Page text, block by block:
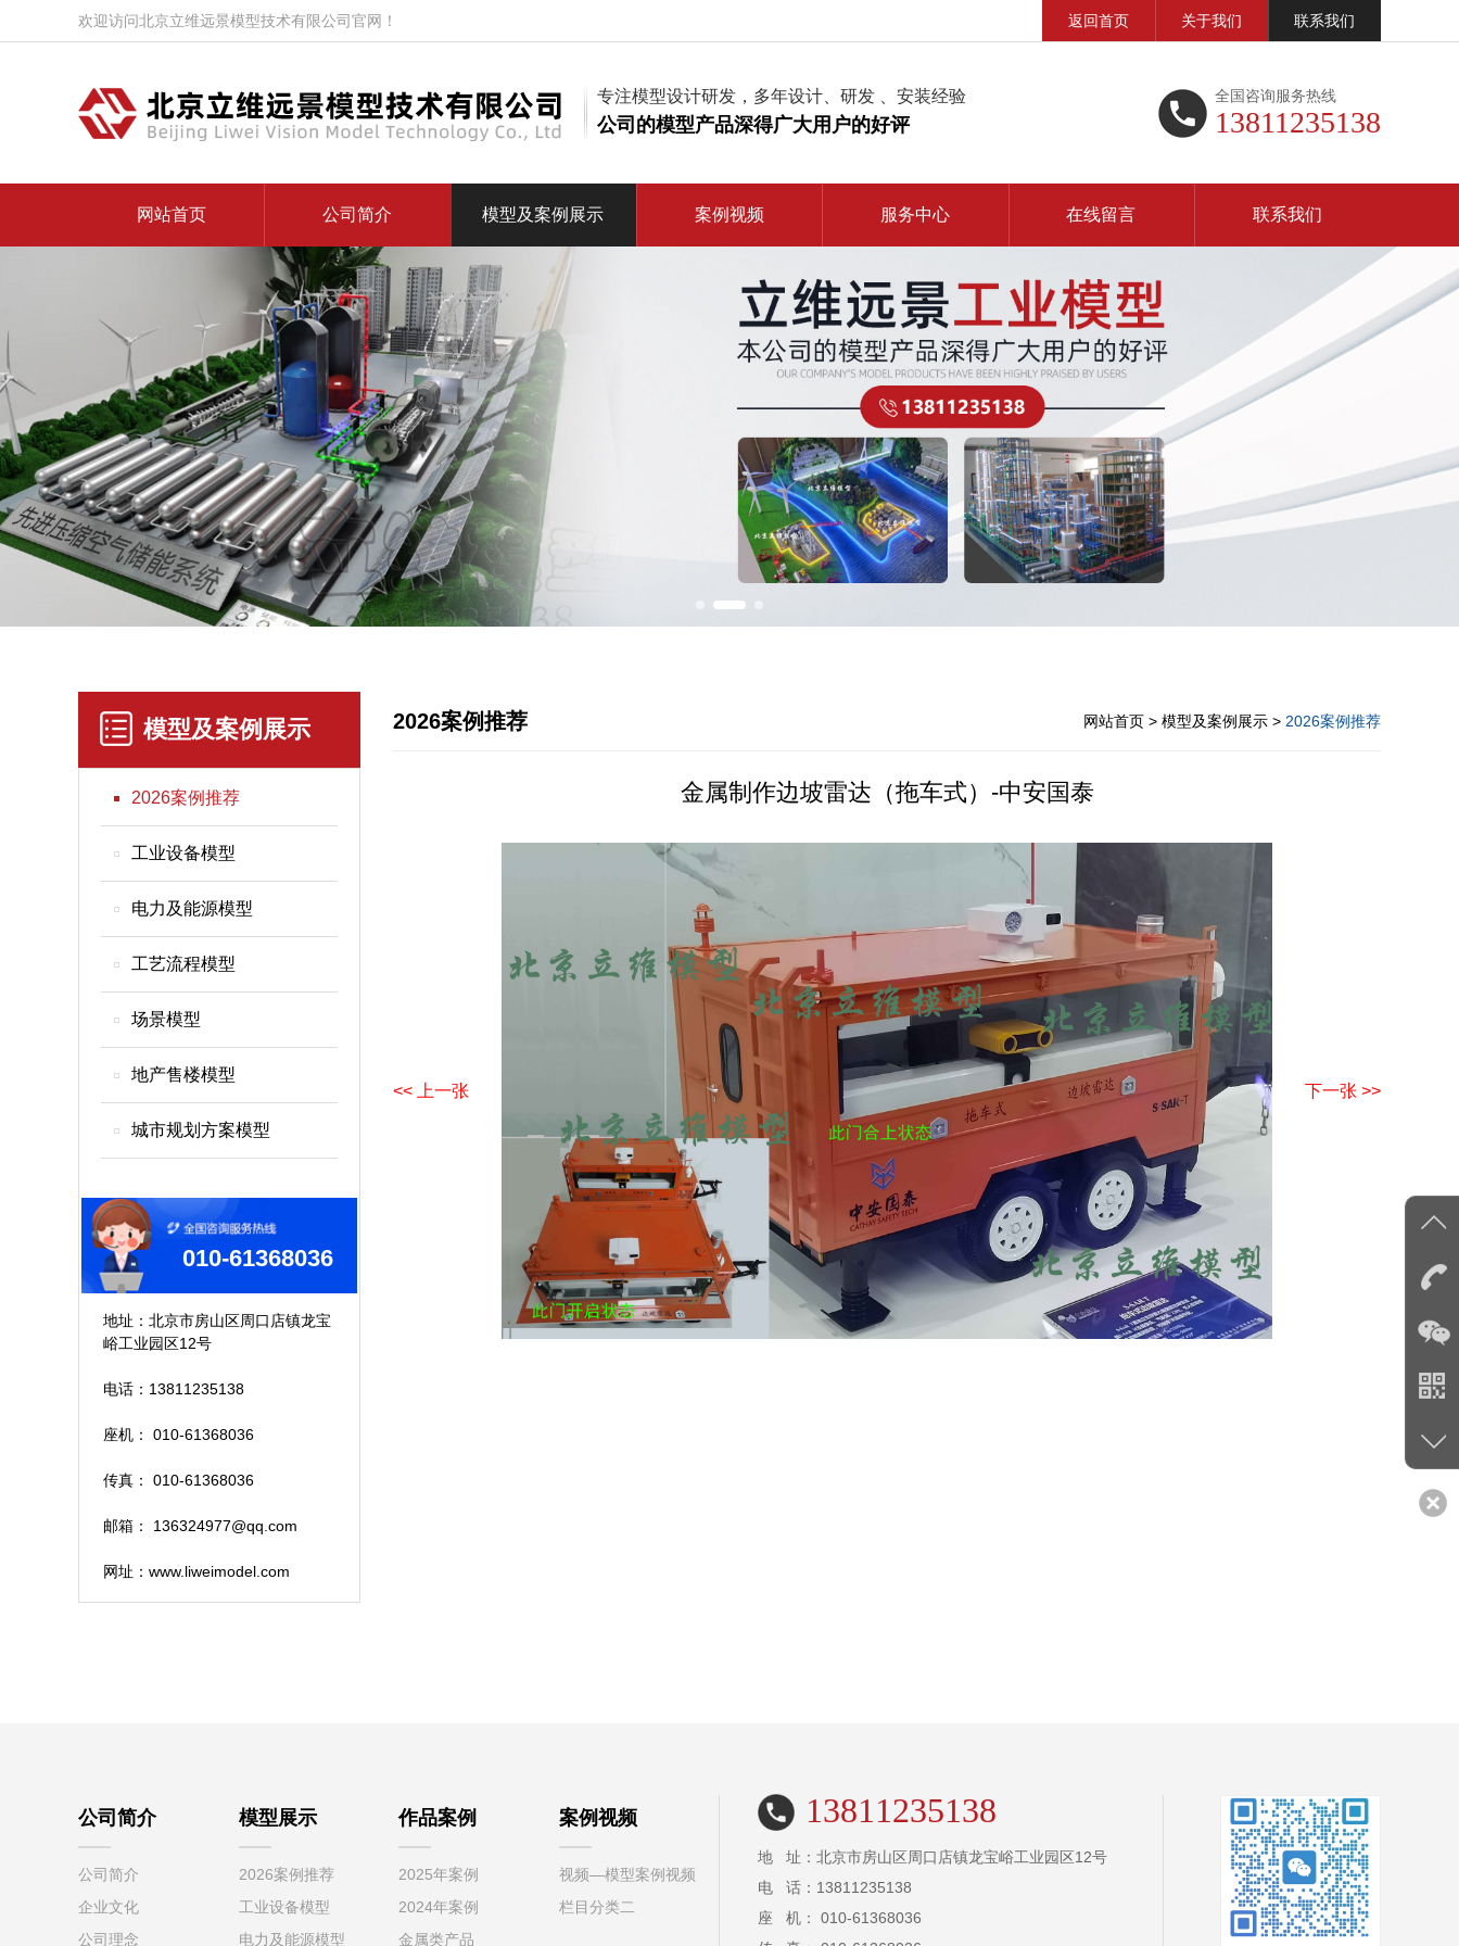
欢迎访问北京立维远景模型技术有限公司官网！ 返回首页 关于我们 联系我们
专注模型设计研发，多年设计、研发 、安装经验
公司的模型产品深得广大用户的好评
全国咨询服务热线
13811235138
网站首页 公司简介 模型及案例展示 案例视频 服务中心 在线留言 联系我们
模型及案例展示
2026案例推荐
工业设备模型
电力及能源模型
工艺流程模型
场景模型
地产售楼模型
城市规划方案模型
010-61368036
地址：北京市房山区周口店镇龙宝
峪工业园区12号
电话：13811235138
座机： 010-61368036
传真： 010-61368036
邮箱： 136324977@qq.com
网址：www.liweimodel.com
2026案例推荐 网站首页 > 模型及案例展示 > 2026案例推荐
金属制作边坡雷达（拖车式）-中安国泰
<< 上一张 下一张 >>
公司简介
公司简介
企业文化
公司理念
模型展示
2026案例推荐
工业设备模型
电力及能源模型
作品案例
2025年案例
2024年案例
金属类产品
案例视频
视频—模型案例视频
栏目分类二
13811235138
地 址：北京市房山区周口店镇龙宝峪工业园区12号
电 话：13811235138
座 机： 010-61368036